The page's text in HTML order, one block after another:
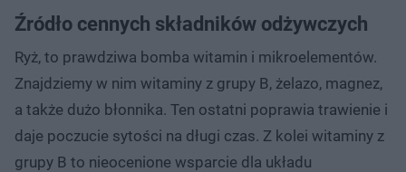
Źródło cennych składników odżywczych
Ryż, to prawdziwa bomba witamin i mikroelementów.
Znajdziemy w nim witaminy z grupy B, żelazo, magnez,
a także dużo błonnika. Ten ostatni poprawia trawienie i
daje poczucie sytości na długi czas. Z kolei witaminy z
grupy B to nieocenione wsparcie dla układu